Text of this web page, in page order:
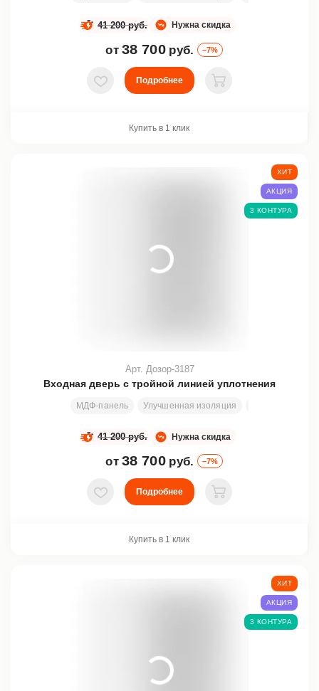
Нужна скидка
41 200 руб.
от 38 700 руб. –7%
В избранное
Подробнее
В корзину
Купить в 1 клик
Входная дверь с тройной линией уплотнения
МДФ-панель Улучшенная изоляция
Арт. Дозор-3187
Нужна скидка
41 200 руб.
от 38 700 руб. –7%
ХИТ
АКЦИЯ
3 КОНТУРА
В избранное
Подробнее
В корзину
Купить в 1 клик
ХИТ
АКЦИЯ
3 КОНТУРА